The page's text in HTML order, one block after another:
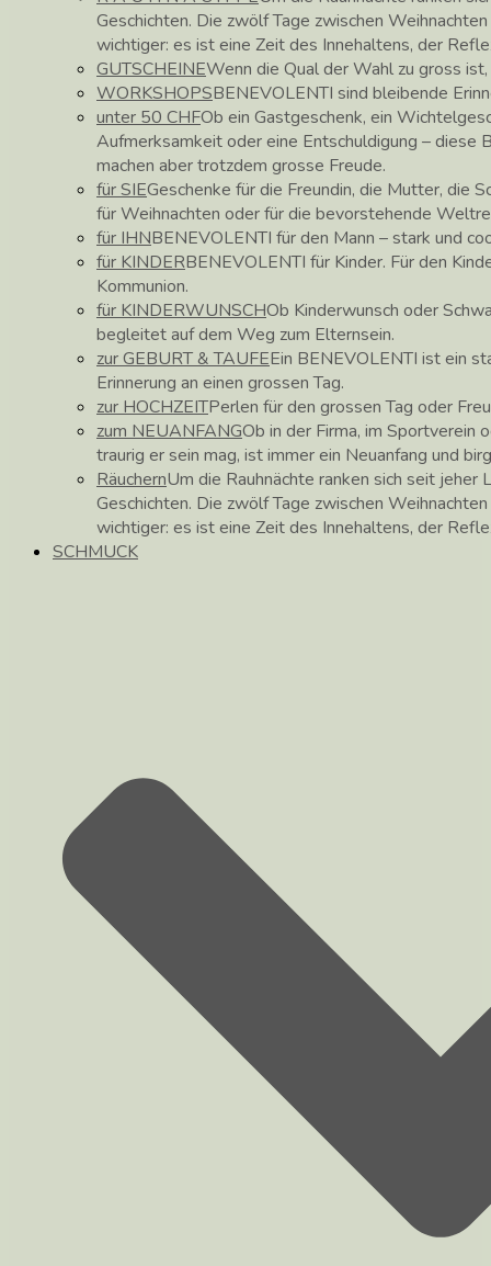
Geschichten. Die zwölf Tage zwischen
wichtiger: es ist eine Zeit des Innehaltens, der
GUTSCHEINEWenn die Qual der Wahl zu gross
WORKSHOPSBENEVOLENTI sind bleibende
unter 50 CHFOb ein Gastgeschenk, ein
Aufmerksamkeit oder eine Entschuldigung – diese
machen aber trotzdem grosse Freude.
für SIEGeschenke für die Freundin, die Mutter, die
für Weihnachten oder für die bevorstehende
für IHNBENEVOLENTI für den Mann – stark und
für KINDERBENEVOLENTI für Kinder. Für den
Kommunion.
für KINDERWUNSCHOb Kinderwunsch oder
begleitet auf dem Weg zum Elternsein.
zur GEBURT & TAUFEEin BENEVOLENTI ist ein
Erinnerung an einen grossen Tag.
zur HOCHZEITPerlen für den grossen Tag oder
zum NEUANFANGOb in der Firma, im Sportverein
traurig er sein mag, ist immer ein Neuanfang und
RäuchernUm die Rauhnächte ranken sich seit jeher
Geschichten. Die zwölf Tage zwischen
wichtiger: es ist eine Zeit des Innehaltens, der
SCHMUCK